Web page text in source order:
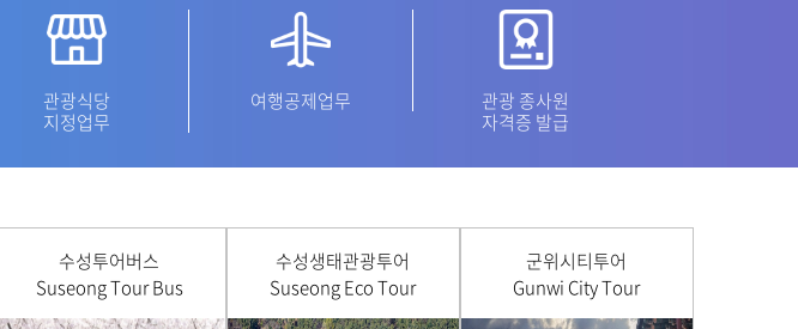
관광식당
지정업무
여행공제업무
관광 종사원
자격증 발급
수성투어버스
Suseong Tour Bus
수성생태관광투어
Suseong Eco Tour
군위시티투어
Gunwi City Tour